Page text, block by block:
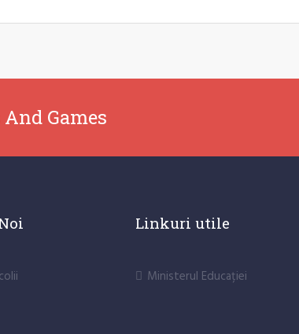
Games
Linkuri utile
Ministerul Educației